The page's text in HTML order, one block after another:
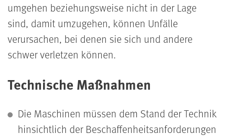
umgehen beziehungsweise nicht in der Lage
sind, damit umzugehen, können Unfälle
verursachen, bei denen sie sich und andere
schwer verletzen können.
Technische Maßnahmen
Die Maschinen müssen dem Stand der Technik
hinsichtlich der Beschaffenheitsanforderungen